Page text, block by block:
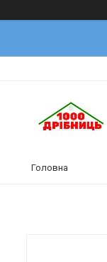
Головна